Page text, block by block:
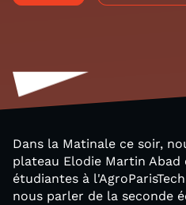
Dans la Matinale ce soir,
plateau Elodie Martin Abad
étudiantes à
nous parler de la seconde